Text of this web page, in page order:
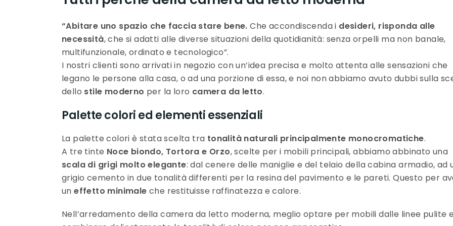
“Abitare uno spazio che faccia stare bene. Che accondiscenda i desideri, risponda alle
necessità, che si adatti alle diverse situazioni della quotidianità: senza orpelli ma non banale,
multifunzionale, ordinato e tecnologico”.
I nostri clienti sono arrivati in negozio con un’idea precisa e molto attenta alle sensazioni che
legano le persone alla casa, o ad una porzione di essa, e noi non abbiamo avuto dubbi sulla
dello stile moderno per la loro camera da letto.
Palette colori ed elementi essenziali
La palette colori è stata scelta tra tonalità naturali principalmente monocromatiche.
A tre tinte Noce biondo, Tortora e Orzo, scelte per i mobili principali, abbiamo abbinato una
scala di grigi molto elegante: dal cenere delle maniglie e del telaio della cabina armadio, ad
grigio cemento in due tonalità differenti per la resina del pavimento e le pareti. Questo per
uneffetto minimale che restituisse raffinatezza e calore.
Nell’arredamento della camera da letto moderna, meglio optare per mobili dalle linee pulite e